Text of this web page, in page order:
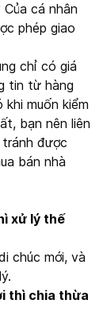
cá nhân
phép giao
chỉ có giá
tin từ hàng
muốn kiểm
bạn nên liên
được
bán nhà
xử lý thế
chúc mới, và
thì chia thừa